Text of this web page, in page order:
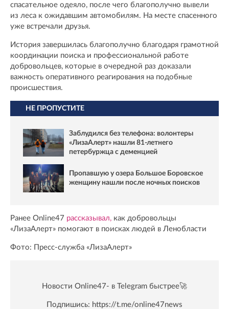
спасательное одеяло, после чего благополучно вывели
из леса к ожидавшим автомобилям. На месте спасенного
уже встречали друзья.
История завершилась благополучно благодаря грамотной
координации поиска и профессиональной работе
добровольцев, которые в очередной раз доказали
важность оперативного реагирования на подобные
происшествия.
НЕ ПРОПУСТИТЕ
Заблудился без телефона: волонтеры
«ЛизаАлерт» нашли 81‑летнего
петербуржца с деменцией
Пропавшую у озера Большое Боровское
женщину нашли после ночных поисков
Ранее Online47 рассказывал, как добровольцы
«ЛизаАлерт» помогают в поисках людей в Ленобласти
Фото: Пресс-служба «ЛизаАлерт»
Новости Online47- в Telegram быстрее🚀
Подпишись: https://t.me/online47news